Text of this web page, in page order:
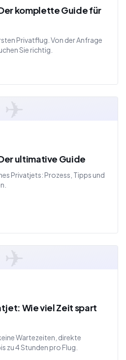
komplette Guide für
Privatflug. Von der Anfrage
Sie richtig.
✈
ultimative Guide
Privatjets: Prozess, Tipps und
✈
Wie viel Zeit spart
Wartezeiten, direkte
zu 4 Stunden pro Flug.